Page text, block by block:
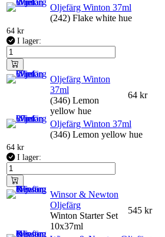
Oljefärg Winton 37ml
(242) Flake white hue
64 kr
I lager:
Oljefärg Winton
37ml
(346) Lemon
yellow hue
64 kr
Oljefärg Winton 37ml
(346) Lemon yellow hue
64 kr
I lager:
Winsor & Newton
Oljefärg
Winton Starter Set
10x37ml
545 kr